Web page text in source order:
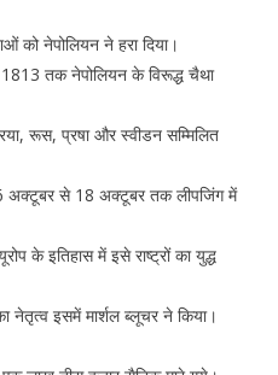
को नेपोलियन ने हरा दिया।
तक नेपोलियन के विरूद्ध चैथा
रूस, प्रषा और स्वीडन सम्मिलित
अक्टूबर से 18 अक्टूबर तक लीपजिंग में
के इतिहास में इसे राष्ट्रों का युद्ध
नेतृत्व इसमें मार्शल ब्लूचर ने किया।